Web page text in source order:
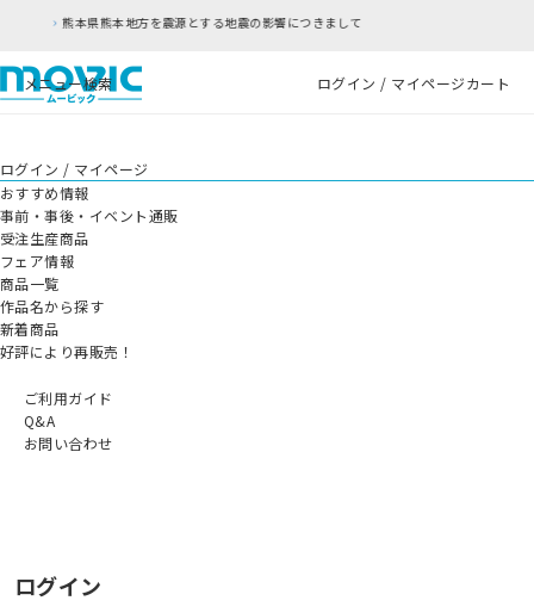
を震源とする地震の影響につきまして
メニュー検索 ログイン / マイページカート
ログイン / マイページ
おすすめ情報
事前・事後・イベント通販
受注生産商品
フェア情報
商品一覧
作品名から探す
新着商品
好評により再販売！
ご利用ガイド
Q&A
お問い合わせ
ログイン